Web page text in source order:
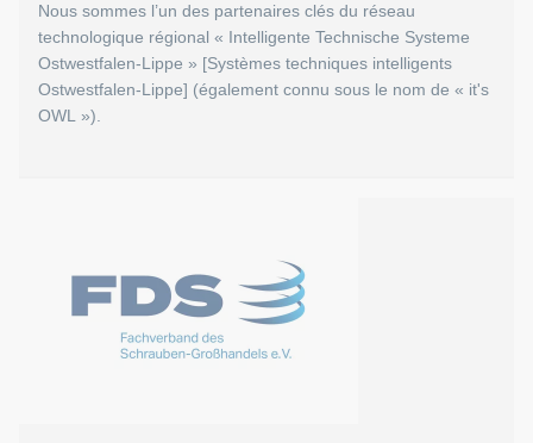
Nous sommes l’un des partenaires clés du réseau
technologique régional « Intelligente Technische Systeme
Ostwestfalen-Lippe » [Systèmes techniques intelligents
Ostwestfalen-Lippe] (également connu sous le nom de « it's
OWL »).
La montée en puissance de la numérisation bouleverse